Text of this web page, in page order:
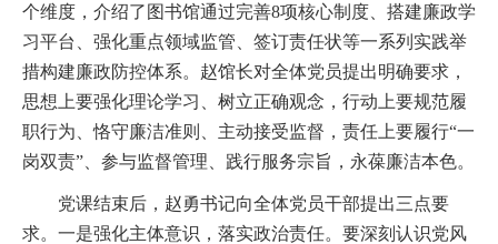
个维度，介绍了图书馆通过完善8项核心制度、搭建廉政学
习平台、强化重点领域监管、签订责任状等一系列实践举
措构建廉政防控体系。赵馆长对全体党员提出明确要求，
思想上要强化理论学习、树立正确观念，行动上要规范履
职行为、恪守廉洁准则、主动接受监督，责任上要履行“一
岗双责”、参与监督管理、践行服务宗旨，永葆廉洁本色。
党课结束后，赵勇书记向全体党员干部提出三点要
求。一是强化主体意识，落实政治责任。要深刻认识党风